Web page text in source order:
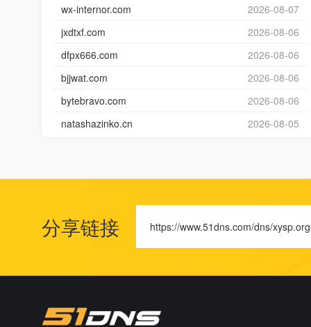
wx-internor.com
2026-08-07
jxdtxf.com
2026-08-06
dfpx666.com
2026-08-06
bjjwat.com
2026-08-06
bytebravo.com
2026-08-06
natashazinko.cn
2026-08-05
分享链接 https://www.51dns.com/dns/